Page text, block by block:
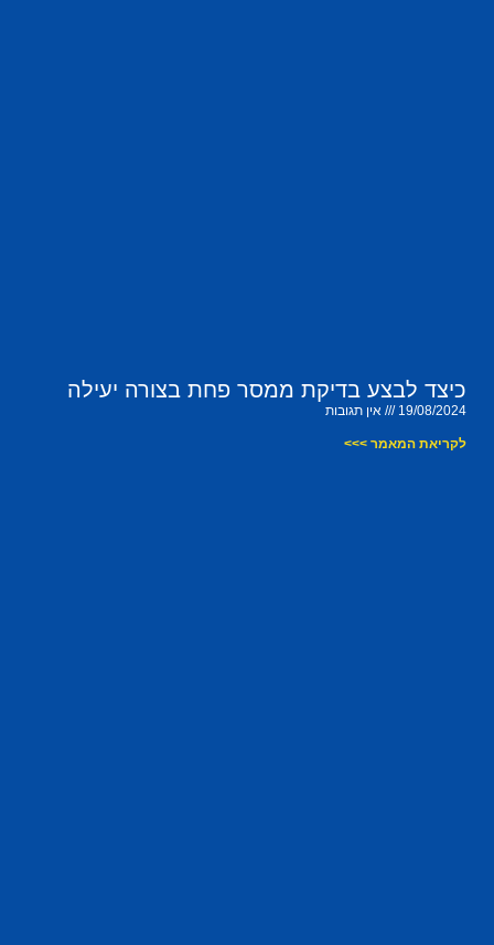
כיצד לבצע בדיקת ממסר פחת בצורה יעילה
19/08/2024 אין תגובות
לקריאת המאמר >>>